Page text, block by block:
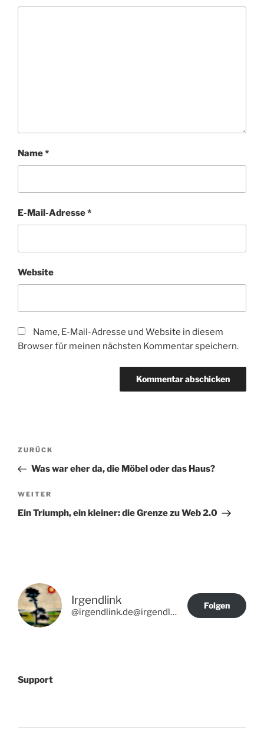
Name*
E-Mail-Adresse*
Website
Name, E-Mail-Adresse und Website in diesem
Browser für meinen nächsten Kommentar speichern.
Beitragsnavigation
Vorheriger
Beitrag
ZURÜCK
Was war eher da, die Möbel oder das Haus?
Nächster
Beitrag
WEITER
Ein Triumph, ein kleiner: die Grenze zu Web 2.0
Irgendlink
@irgendlink.de@irgendlink.de
Folgen
Support